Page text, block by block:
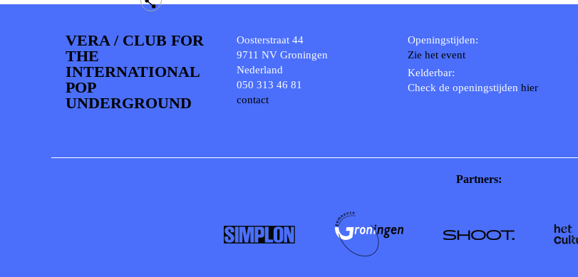
VERA / CLUB FOR
THE
INTERNATIONAL
POP
UNDERGROUND
Oosterstraat 44
9711 NV Groningen
Nederland
050 313 46 81
contact
Openingstijden:
Zie het event
Kelderbar:
Check de openingstijden hier
Partners: